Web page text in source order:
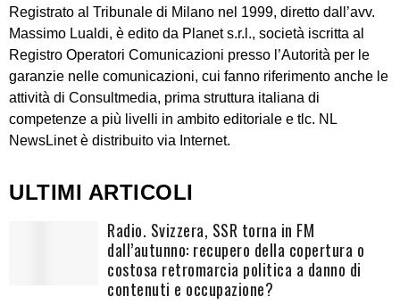
Registrato al Tribunale di Milano nel 1999, diretto dall’avv.
Massimo Lualdi, è edito da Planet s.r.l., società iscritta al
Registro Operatori Comunicazioni presso l’Autorità per le
garanzie nelle comunicazioni, cui fanno riferimento anche le
attività di Consultmedia, prima struttura italiana di
competenze a più livelli in ambito editoriale e tlc. NL
NewsLinet è distribuito via Internet.
ULTIMI ARTICOLI
Radio. Svizzera, SSR torna in FM
dall’autunno: recupero della copertura o
costosa retromarcia politica a danno di
contenuti e occupazione?